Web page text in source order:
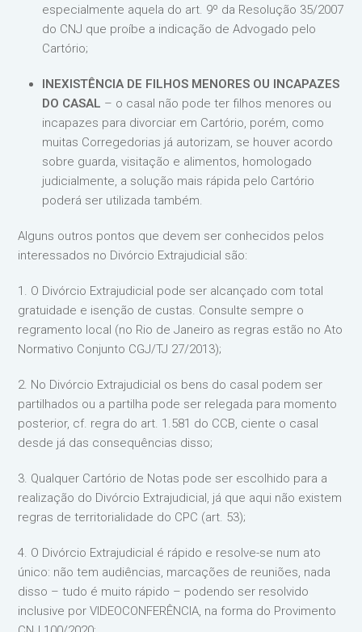
especialmente aquela do art. 9º da Resolução 35/2007
do CNJ que proíbe a indicação de Advogado pelo
Cartório;
INEXISTÊNCIA DE FILHOS MENORES OU INCAPAZES
DO CASAL – o casal não pode ter filhos menores ou
incapazes para divorciar em Cartório, porém, como
muitas Corregedorias já autorizam, se houver acordo
sobre guarda, visitação e alimentos, homologado
judicialmente, a solução mais rápida pelo Cartório
poderá ser utilizada também.
Alguns outros pontos que devem ser conhecidos pelos
interessados no Divórcio Extrajudicial são:
1. O Divórcio Extrajudicial pode ser alcançado com total
gratuidade e isenção de custas. Consulte sempre o
regramento local (no Rio de Janeiro as regras estão no Ato
Normativo Conjunto CGJ/TJ 27/2013);
2. No Divórcio Extrajudicial os bens do casal podem ser
partilhados ou a partilha pode ser relegada para momento
posterior, cf. regra do art. 1.581 do CCB, ciente o casal
desde já das consequências disso;
3. Qualquer Cartório de Notas pode ser escolhido para a
realização do Divórcio Extrajudicial, já que aqui não existem
regras de territorialidade do CPC (art. 53);
4. O Divórcio Extrajudicial é rápido e resolve-se num ato
único: não tem audiências, marcações de reuniões, nada
disso – tudo é muito rápido – podendo ser resolvido
inclusive por VIDEOCONFERÊNCIA, na forma do Provimento